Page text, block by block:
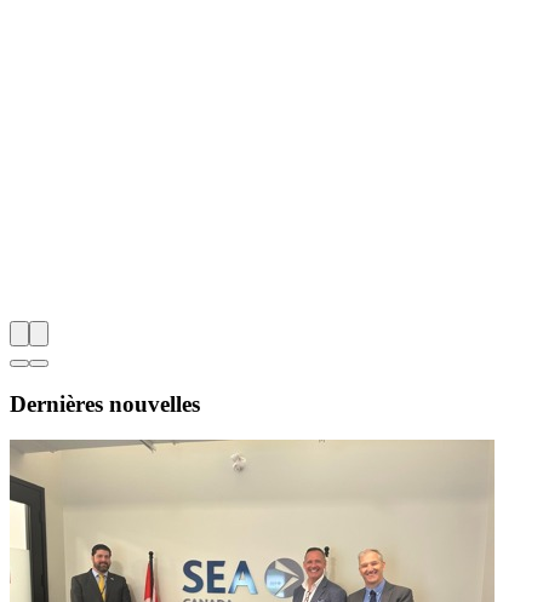
Dernières nouvelles